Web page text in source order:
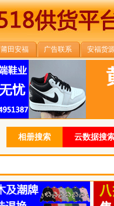
莆田安福 广告联系 安福货
相册搜索 云数据搜